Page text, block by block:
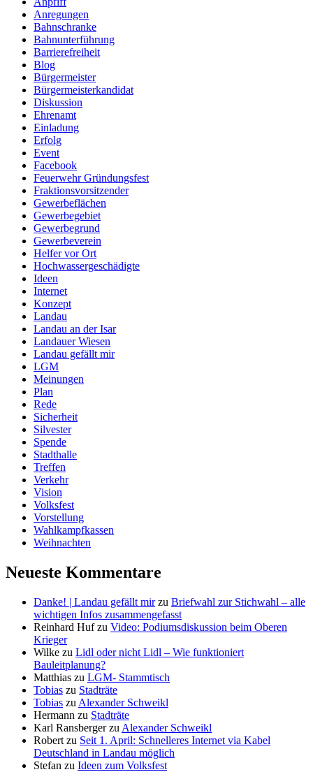
Anregungen
Bahnschranke
Bahnunterführung
Barrierefreiheit
Blog
Bürgermeister
Bürgermeisterkandidat
Diskussion
Ehrenamt
Einladung
Erfolg
Event
Facebook
Feuerwehr Gründungsfest
Fraktionsvorsitzender
Gewerbeflächen
Gewerbegebiet
Gewerbegrund
Gewerbeverein
Helfer vor Ort
Hochwassergeschädigte
Ideen
Internet
Konzept
Landau
Landau an der Isar
Landauer Wiesen
Landau gefällt mir
LGM
Meinungen
Plan
Rede
Sicherheit
Silvester
Spende
Stadthalle
Treffen
Verkehr
Vision
Volksfest
Vorstellung
Wahlkampfkassen
Weihnachten
Neueste Kommentare
Danke! | Landau gefällt mirzu Briefwahl zur Stichwahl – alle
wichtigen Infos zusammengefasst
Reinhard Hufzu Video: Podiumsdiskussion beim Oberen
Krieger
Wilke zu Lidl oder nicht Lidl – Wie funktioniert
Bauleitplanung?
Matthias zu LGM- Stammtisch
Tobias zu Stadträte
Tobias zu Alexander Schweikl
Hermann zu Stadträte
Karl Ransbergerzu Alexander Schweikl
Robert zu Seit 1. April: Schnelleres Internet via Kabel
Deutschland in Landau möglich
Stefan zu Ideen zum Volksfest